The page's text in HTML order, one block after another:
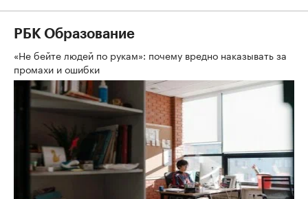
РБК Образование
«Не бейте людей по рукам»: почему вредно наказывать за
промахи и ошибки